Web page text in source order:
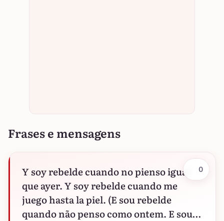
Frases e mensagens
Y soy rebelde cuando no pienso igual
que ayer. Y soy rebelde cuando me
juego hasta la piel. (E sou rebelde
quando não penso como ontem. E sou…
0